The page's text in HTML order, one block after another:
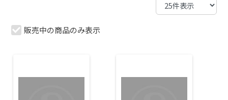
販売中の商品のみ表示